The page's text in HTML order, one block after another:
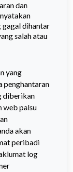
dan
gagal dihantar
salah atau
yang
penghantaran
diberikan
web palsu
akan
peribadi
log